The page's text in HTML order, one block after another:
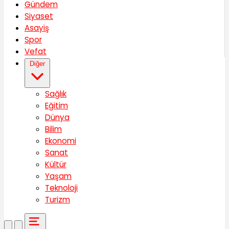
Gündem
Siyaset
Asayiş
Spor
Vefat
Diğer
Sağlık
Eğitim
Dünya
Bilim
Ekonomi
Sanat
Kültür
Yaşam
Teknoloji
Turizm